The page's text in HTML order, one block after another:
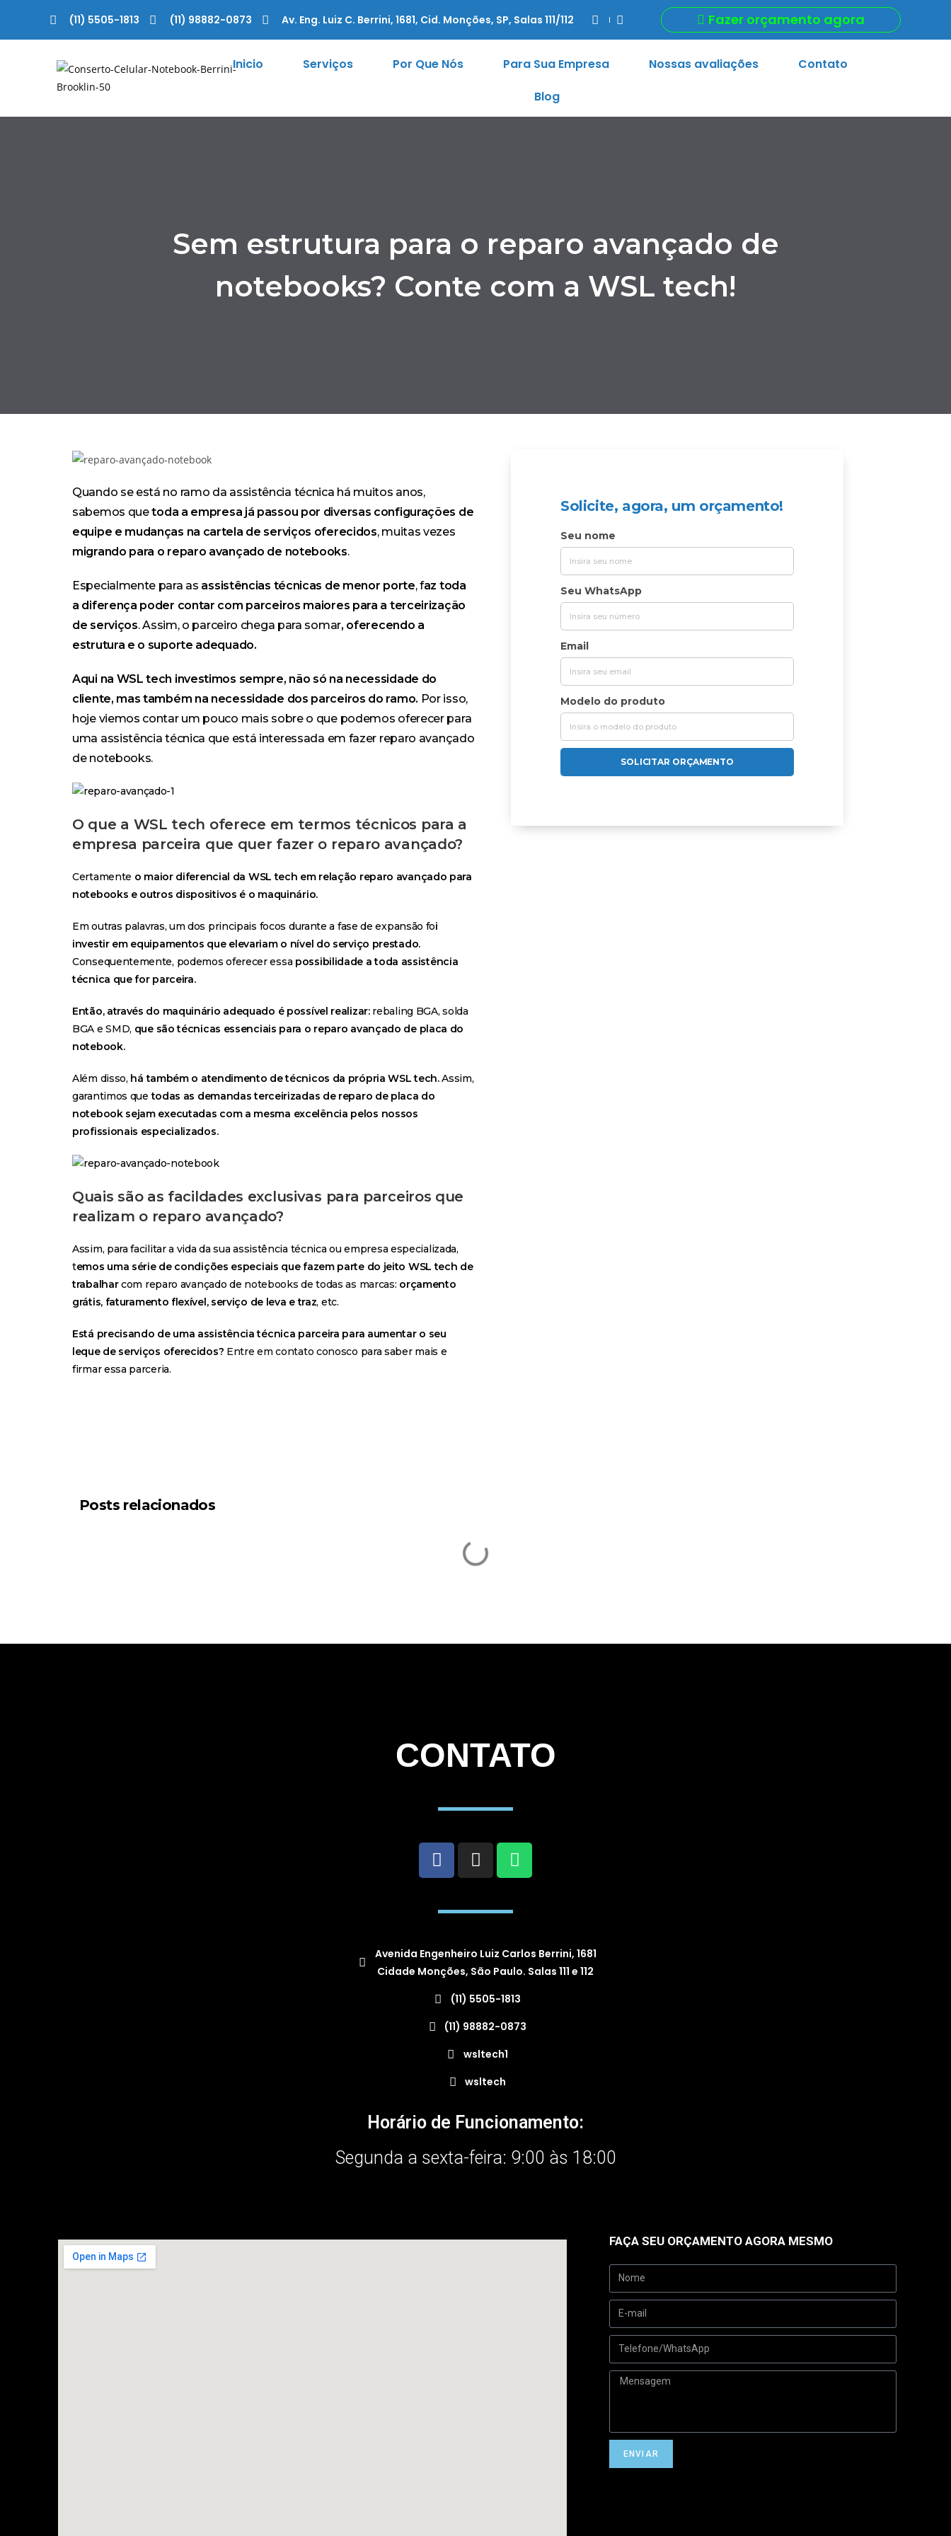
(11) 5505-1813 (11) 98882-0873 Av. Eng. Luiz C. Berrini, 1681, Cid. Monções, SP, Salas 111/112 Fazer orçamento agora
Inicio Serviços Por Que Nós Para Sua Empresa Nossas avaliações
Contato
Blog
Sem estrutura para o reparo avançado de
notebooks? Conte com a WSL tech!
Quando se está no ramo da assistência técnica há muitos anos,
sabemos quetoda a empresa já passou por diversas configurações de
equipe e mudanças na cartela de serviços oferecidos, muitas vezes
migrando para o reparo avançado de notebooks.
Especialmente para as assistências técnicas de menor porte, faz toda
a diferença poder contar com parceiros maiores para a terceirização
de serviços. Assim, o parceiro chega para somar, oferecendo a
estrutura e o suporte adequado.
Aqui na WSL tech investimos sempre, não só na necessidade do
cliente, mas também na necessidade dos parceiros do ramo. Por isso,
hoje viemos contar um pouco mais sobre o que podemos oferecer para
uma assistência técnica que está interessada em fazer reparo avançado
de notebooks.
O que a WSL tech oferece em termos técnicos para a
empresa parceira que quer fazer o reparo avançado?
Certamente o maior diferencial da WSL tech em relação reparo avançado para
notebooks e outros dispositivos é o maquinário.
Em outras palavras, um dos principais focos durante a fase de expansão foi
investir em equipamentos que elevariam o nível do serviço prestado.
Consequentemente, podemos oferecer essa possibilidade a toda assistência
técnica que for parceira.
Então, através do maquinário adequado é possível realizar: rebaling BGA, solda
BGA e SMD, que são técnicas essenciais para o reparo avançado de placa do
notebook.
Além disso, há também o atendimento de técnicos da própria WSL tech.Assim,
garantimos que todas as demandas terceirizadas de reparo de placa do
notebook sejam executadas com a mesma excelência pelos nossos
profissionais especializados.
Quais são as facildades exclusivas para parceiros que
realizam o reparo avançado?
Assim, para facilitar a vida da sua assistência técnica ou empresa especializada,
temos uma série de condições especiais que fazem parte do jeito WSL tech de
trabalharcom reparo avançado de notebooks de todas as marcas: orçamento
grátis, faturamento flexível, serviço de leva e traz, etc.
Está precisando de uma assistência técnica parceira para aumentar o seu
leque de serviços oferecidos? Entre em contato conosco para saber mais e
firmar essa parceria.
Solicite, agora, um orçamento!
Seu nome
Seu WhatsApp
Email
Modelo do produto
SOLICITAR ORÇAMENTO
Posts relacionados
CONTATO
Avenida Engenheiro Luiz Carlos Berrini, 1681
Cidade Monções, São Paulo. Salas 111 e 112
(11) 5505-1813
(11) 98882-0873
wsltech1
wsltech
Horário de Funcionamento:
Segunda a sexta-feira: 9:00 às 18:00
FAÇA SEU ORÇAMENTO AGORA MESMO
ENVIAR